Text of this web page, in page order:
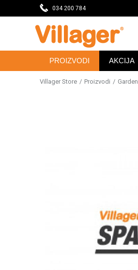
034 200 784
PROIZVODI AKCIJA
Villager Store Proizvodi Garden